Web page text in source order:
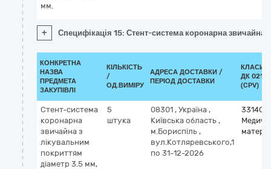
мм.
+ Специфікація 15: Стент-система коронарна
КОНКРЕТНА
НАЗВА
ПРЕДМЕТА
ЗАКУПІВЛІ
КІЛЬКІСТЬ
/
ОД.ВИМІРУ
АДРЕСА ДОСТАВКИ /
ПЕРІОД ДОСТАВКИ
ДК
(CPV)
Стент-система
коронарна
звичайна з
лікувальним
покриттям
діаметр 3.5 мм,
5
штука
08301 , Україна ,
Київська область ,
м.Бориспіль ,
вул.Котляревського,1
по 31-12-2026
Медичні